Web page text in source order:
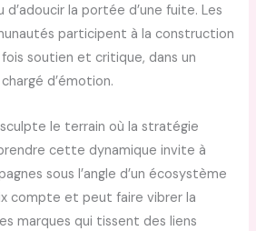
d’adoucir la portée d’une fuite. Les
participent à la construction
soutien et critique, dans un
d’émotion.
le terrain où la stratégie
cette dynamique invite à
sous l’angle d’un écosystème
compte et peut faire vibrer la
marques qui tissent des liens